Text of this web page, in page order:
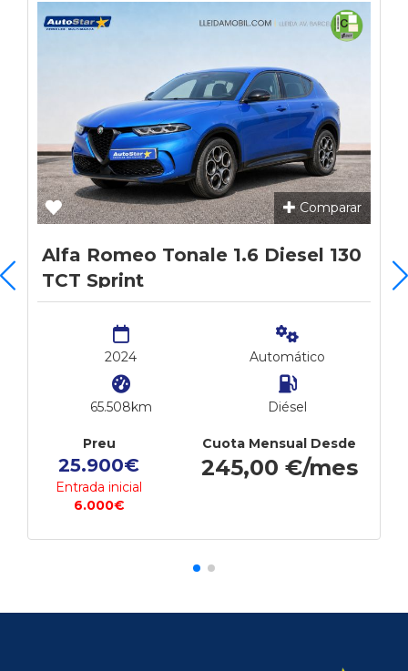
Comparar
Alfa Romeo Tonale 1.6 Diesel 130
TCT Sprint
2024
65.508km
Automático
Diésel
Preu
25.900€
Entrada inicial
6.000€
Cuota Mensual Desde
245,00 €/mes